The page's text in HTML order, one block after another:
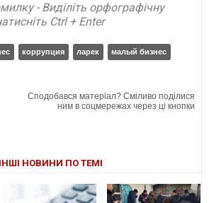
- Виділіть орфографічну
Ctrl + Enter
коррупция ларек
малый бизнес
Сподобався матеріал? Сміливо поділися
ним в соцмережах через ці кнопки
ІНШІ НОВИНИ ПО ТЕМІ